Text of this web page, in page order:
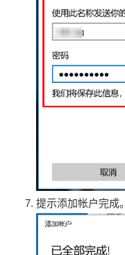
提示添加帐户完成。